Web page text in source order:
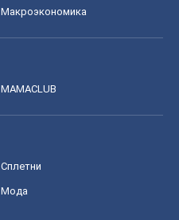
Mакроэкономика
MAMACLUB
Сплетни
Мода